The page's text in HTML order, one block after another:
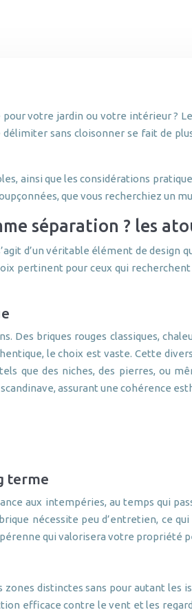
votre jardin ou votre intérieur ?
sans cloisonner se fait de
ainsi que les considérations
que vous recherchiez un
séparation ? les
d’un véritable élément de design
pertinent pour ceux qui
Des briques rouges classiques,
le choix est vaste. Cette
que des niches, des pierres, ou
assurant une cohérence
terme
aux intempéries, au temps qui
nécessite peu d’entretien, ce
qui valorisera votre propriété
distinctes sans pour autant
efficace contre le vent et les